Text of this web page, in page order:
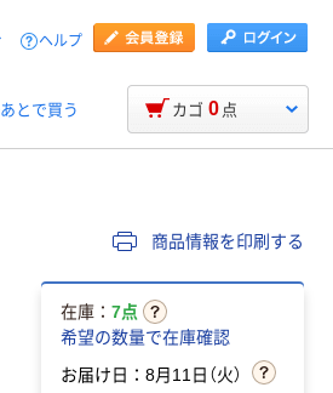
ヘルプ
あとで買う カゴ 0 点
商品情報を印刷する
在庫： 7点
希望の数量で在庫確認
お届け日：8月11日（火）